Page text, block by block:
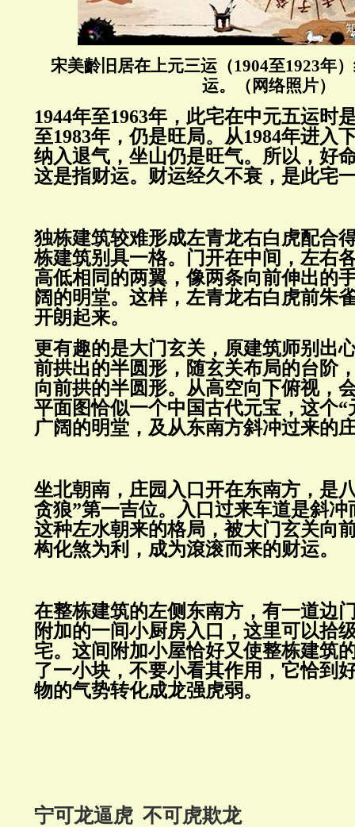
宋美齡旧居在上元三运（1904至1923年
运。（网络照片）
1944年至1963年，此宅在中元五运时
至1983年，仍是旺局。从1984年进入
纳入退气，坐山仍是旺气。所以，好
这是指财运。财运经久不衰，是此宅
独栋建筑较难形成左青龙右白虎配合
栋建筑别具一格。门开在中间，左右
高低相同的两翼，像两条向前伸出的
阔的明堂。这样，左青龙右白虎前朱
开朗起来。
更有趣的是大门玄关，原建筑师别出
前拱出的半圆形，随玄关布局的台阶
向前拱的半圆形。从高空向下俯视，
平面图恰似一个中国古代元宝，这个“
广阔的明堂，及从东南方斜冲过来的
坐北朝南，庄园入口开在东南方，是
贪狼”第一吉位。入口过来车道是斜
这种左水朝来的格局，被大门玄关向
构化煞为利，成为滾滚而来的财运。
在整栋建筑的左侧东南方，有一道边
附加的一间小厨房入口，这里可以拾
宅。这间附加小屋恰好又使整栋建筑
了一小块，不要小看其作用，它恰到
物的气势转化成龙强虎弱。
宁可龙逼虎 不可虎欺龙